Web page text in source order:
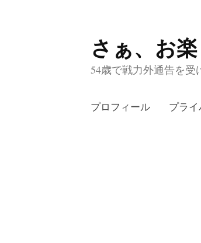
コ
ン
ン
さぁ、お
54歳で戦力外通告を受
プロフィール プラ